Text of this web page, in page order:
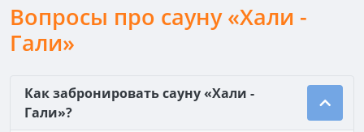
Вопросы про сауну «Хали -
Гали»
Как забронировать сауну «Хали -
Гали»?